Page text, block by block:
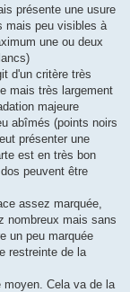
présente une usure
mais peu visibles à
une ou deux
d'un critère très
mais très largement
majeure
abîmés (points noirs
présenter une
est en très bon
peuvent être
assez marquée,
nombreux mais sans
un peu marquée
restreinte de la
Cela va de la